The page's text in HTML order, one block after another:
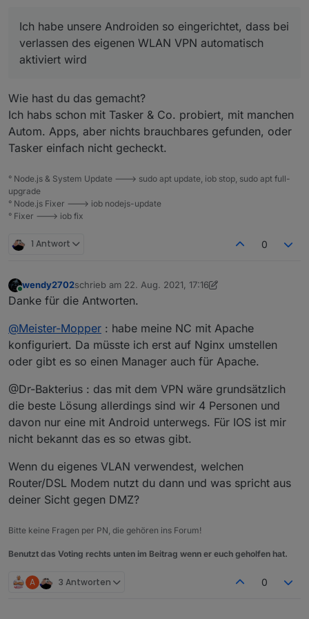
immer werbefrei dank Pihole. Geht mit der App
'tasker' und dem 'openVPN Tasker Plugin'.
Ich habe unsere Androiden so eingerichtet, dass bei
verlassen des eigenen WLAN VPN automatisch
aktiviert wird
Wie hast du das gemacht?
Ich habs schon mit Tasker & Co. probiert, mit manchen
Autom. Apps, aber nichts brauchbares gefunden, oder
Tasker einfach nicht gecheckt.
° Node.js & System Update ---> sudo apt update, iob stop, sudo apt full-
upgrade
° Node.js Fixer ---> iob nodejs-update
° Fixer ---> iob fix
1 Antwort 0
Online
wendy2702schrieb am 22. Aug. 2021, 17:16
zuletzt editiert von wendy2702
Danke für die Antworten.
@Meister-Mopper : habe meine NC mit Apache
konfiguriert. Da müsste ich erst auf Nginx umstellen
oder gibt es so einen Manager auch für Apache.
@Dr-Bakterius : das mit dem VPN wäre grundsätzlich
die beste Lösung allerdings sind wir 4 Personen und
davon nur eine mit Android unterwegs. Für IOS ist mir
nicht bekannt das es so etwas gibt.
Wenn du eigenes VLAN verwendest, welchen
Router/DSL Modem nutzt du dann und was spricht aus
deiner Sicht gegen DMZ?
Bitte keine Fragen per PN, die gehören ins Forum!
Benutzt das Voting rechts unten im Beitrag wenn er euch geholfen hat.
A 3 Antworten 0